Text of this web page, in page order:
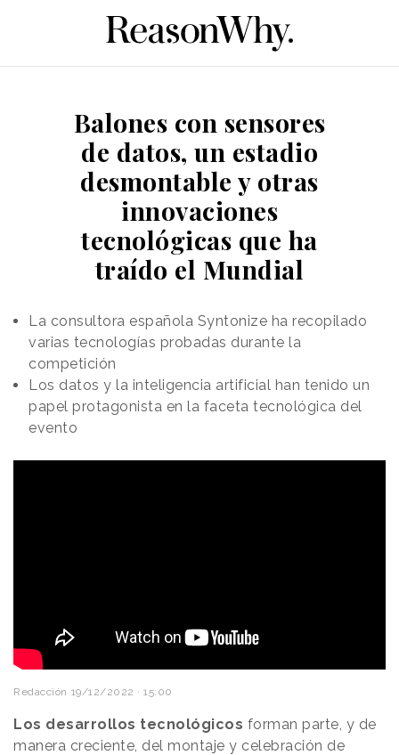
Balones con sensores
de datos, un estadio
desmontable y otras
innovaciones
tecnológicas que ha
traído el Mundial
La consultora española Syntonize ha recopilado
varias tecnologías probadas durante la
competición
Los datos y la inteligencia artificial han tenido un
papel protagonista en la faceta tecnológica del
evento
Redacción 19/12/2022 · 15:00
Los desarrollos tecnológicos forman parte, y de
manera creciente, del montaje y celebración de